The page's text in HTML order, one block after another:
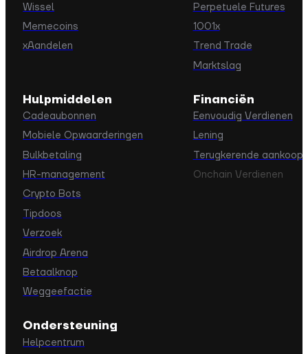
Wissel
Memecoins
xAandelen
Perpetuele Futures
1001x
Trend Trade
Marktslag
Hulpmiddelen
Cadeaubonnen
Mobiele Opwaarderingen
Bulkbetaling
HR-management
Crypto Bots
Tipdoos
Verzoek
Airdrop Arena
Betaalknop
Weggeefactie
Financiën
Eenvoudig Verdienen
Lening
Terugkerende aankoop
Onchain Verdienen
Ondersteuning
Helpcentrum